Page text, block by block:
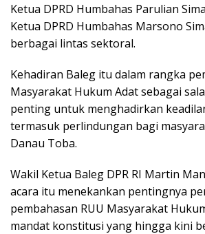
Ketua DPRD Humbahas Parulian
Ketua DPRD Humbahas Marsono
berbagai lintas sektoral.
Kehadiran Baleg itu dalam rangka
Masyarakat Hukum Adat sebagai
penting untuk menghadirkan
termasuk perlindungan bagi
Danau Toba.
Wakil Ketua Baleg DPR RI Martin
acara itu menekankan pentingnya
pembahasan RUU Masyarakat
mandat konstitusi yang hingga kini